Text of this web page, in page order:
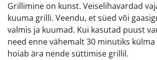
Grillimine on kunst. Veiselihavardad
kuuma grilli. Veendu, et süed või
valmis ja kuumad. Kui kasutad puust
need enne vähemalt 30 minutiks külma
hoiab ära nende süttimise grillil.